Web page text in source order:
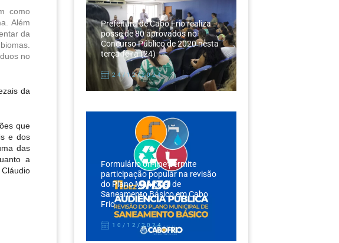
como
Além
da
no
da
que
e dos
das
a
Prefeitura de Cabo Frio realiza
posse de 80 aprovados no
Concurso Público de 2020 nesta
terça-feira (24)
24/12/2024
Formulário on-line permite
participação popular na revisão
do Plano Municipal de
Saneamento Básico em Cabo
Frio
10/12/2024